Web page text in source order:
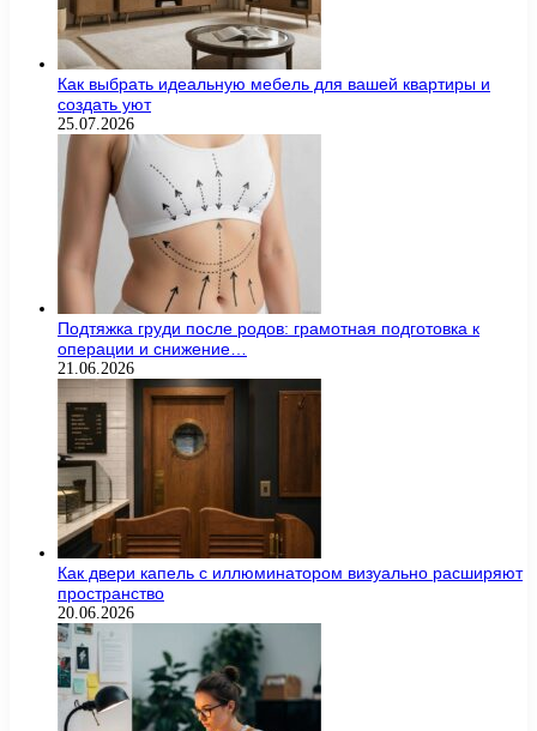
Как выбрать идеальную мебель для вашей квартиры и
создать уют
25.07.2026
Подтяжка груди после родов: грамотная подготовка к
операции и снижение…
21.06.2026
Как двери капель с иллюминатором визуально расширяют
пространство
20.06.2026